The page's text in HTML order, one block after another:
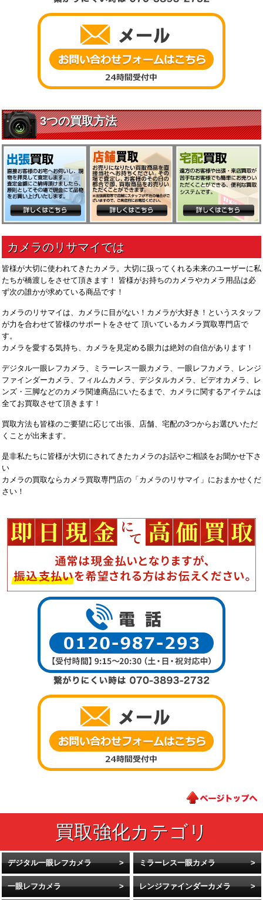
皆様が大切に使われてきたカメラ。大切に扱ってくれる未来のユーザーに私
たちが橋渡しをさせて頂きます！ 皆様がお持ちのカメラやカメラ用品は必
ず次の誰かが求めている商品です！
カメラのリサマイは、カメラに目がない！カメラが大好き！というスタッフ
が力を合わせて皆様のサポートをさせて 頂いているカメラ買取専門店で
す。
カメラを愛する気持ち、カメラを見定める眼力は絶対の自信があります！
デジタル一眼レフカメラ、ミラーレス一眼カメラ、一眼レフカメラ、レンジ
ファインダーカメラ、フィルムカメラ、デジタルカメラ、ビデオカメラ、レ
ンズ・三脚などのカメラ関連商品にいたるまで、カメラに関するアイテムは
全てお買取させて頂きます！
買取方法も皆様のご要望に応じて出張、店舗、宅配の3つからお選びいただ
くことが出来ます。
是非私たちに皆様が大切にされてきたカメラのお話やご相談をお聞かせ下さ
い
カメラの買取ならカメラ買取専門店の「カメラのリサマイ」におまかせくだ
さい！
デジタル一眼レフカメラ ミラーレス一眼カメラ
一眼レフカメラ レンジファインダーカメラ